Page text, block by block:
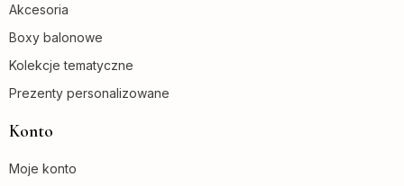
Akcesoria
Boxy balonowe
Kolekcje tematyczne
Prezenty personalizowane
Konto
Moje konto